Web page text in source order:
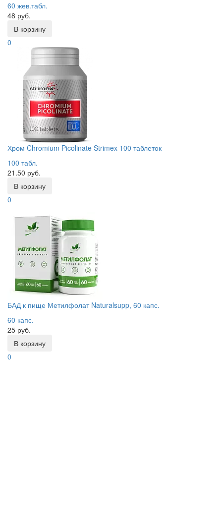
60 жев.табл.
48 руб.
В корзину
0
Хром Chromium Picolinate Strimex 100 таблеток
100 табл.
21.50 руб.
В корзину
0
БАД к пище Метилфолат Naturalsupp, 60 капс.
60 капс.
25 руб.
В корзину
0